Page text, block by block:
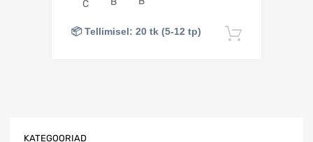
C
📦 Tellimisel: 20 tk (5-12 tp)
KATEGOORIAD